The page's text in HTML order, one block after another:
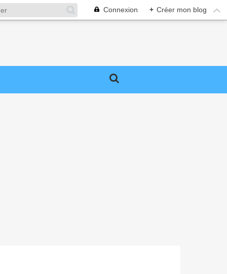
Connexion + Créer mon blog